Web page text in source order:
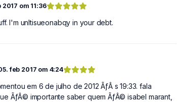
2017 om 11:36
I'm unltisueonabqy in your debt.
feb 2017 om 4:24
em 6 de julho de 2012 ÃƒÂ s 19:33. fala
ÃƒÂ© importante saber quem ÃƒÂ© isabel marant,